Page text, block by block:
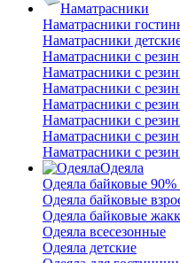
Наматрасники
Наматрасники
Наматрасники
Наматрасники с
Наматрасники с
Наматрасники с
Наматрасники с
Наматрасники с
Наматрасники с
Наматрасники с
Одеяла
Одеяла байковые 90%
Одеяла байковые
Одеяла байковые
Одеяла всесезонные
Одеяла детские